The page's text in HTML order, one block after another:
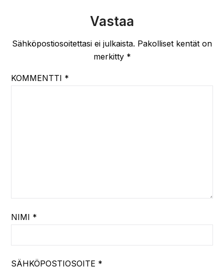
Vastaa
Sähköpostiosoitettasi ei julkaista. Pakolliset kentät on
merkitty *
KOMMENTTI *
NIMI *
SÄHKÖPOSTIOSOITE *